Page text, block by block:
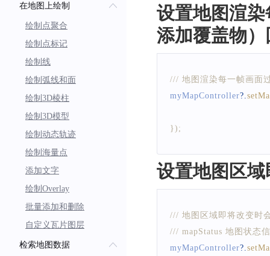
在地图上绘制
绘制点聚合
绘制点标记
绘制线
绘制弧线和面
绘制3D棱柱
绘制3D模型
绘制动态轨迹
绘制海量点
添加文字
绘制Overlay
批量添加和删除
自定义瓦片图层
检索地图数据
设置地图渲
添加覆盖物
/// 地图渲染每一帧画面
myMapController?.
}) ;
设置地图区
/// 地图区域即将改变时
/// mapStatus 地图状态
myMapController?.